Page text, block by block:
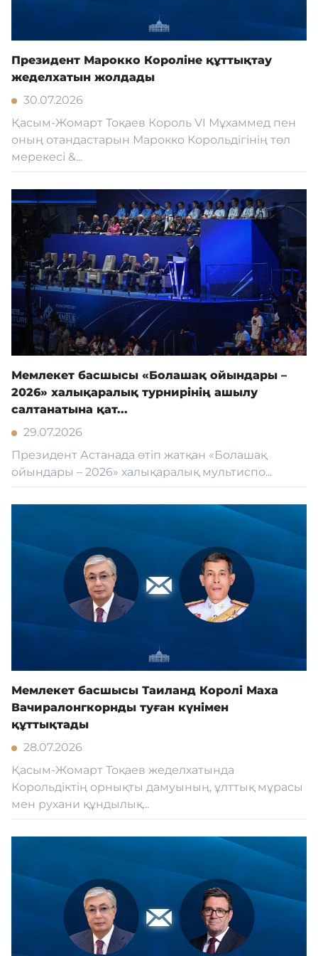
Президент Марокко Короліне құттықтау
жеделхатын жолдады
30.07.2026
Қасым-Жомарт Тоқаев Король VI Мұхаммед пен
оның отандастарын Марокко Корольдігінің төл
мерекесі &...
Мемлекет басшысы «Болашақ ойындары –
2026» халықаралық турнирінің ашылу
салтанатына қат...
29.07.2026
Президент Астанада өтіп жатқан «Болашақ
ойындары – 2026» халықаралық мультиспо...
Мемлекет басшысы Таиланд Королі Маха
Вачиралонгкорнды туған күнімен
құттықтады
28.07.2026
Қасым-Жомарт Тоқаев жеделхатында
Корольдіктің орнықты дамуының, ұлттық мұрасы
мен рухани құндылық...